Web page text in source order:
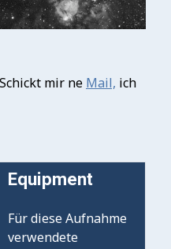
mir ne Mail, ich
Equipment
Für diese Aufnahme
verwendete